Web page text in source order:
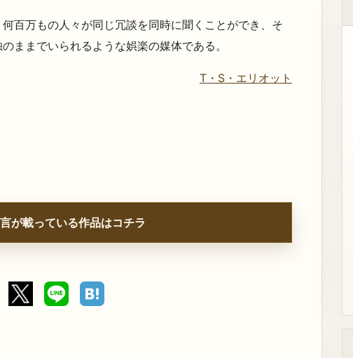
百万もの人々が同じ冗談を同時に聞くことができ、そ
ままでいられるような娯楽の媒体である。
T・S・エリオット
が載っている作品はコチラ